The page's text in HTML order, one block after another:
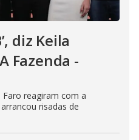
diz Keila
Fazenda -
reagiram com a
risadas de